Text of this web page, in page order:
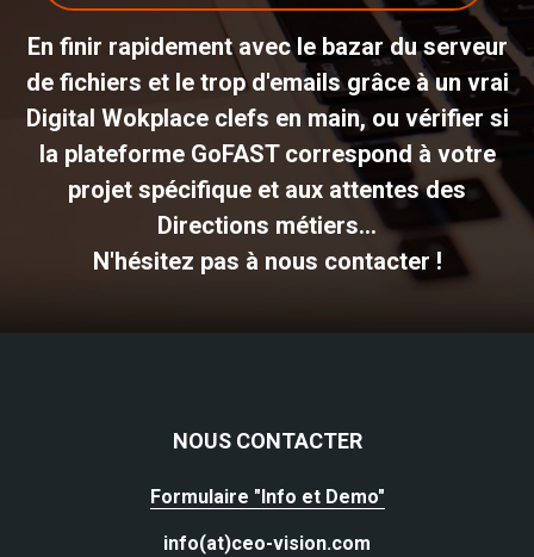
En finir rapidement avec le bazar du serveur
de fichiers et le trop d'emails grâce à un vrai
Digital Wokplace clefs en main, ou vérifier si
la plateforme GoFAST correspond à votre
projet spécifique et aux attentes des
Directions métiers...
N'hésitez pas à nous contacter !
NOUS CONTACTER
Formulaire "Info et Demo"
info(at)ceo-vision.com